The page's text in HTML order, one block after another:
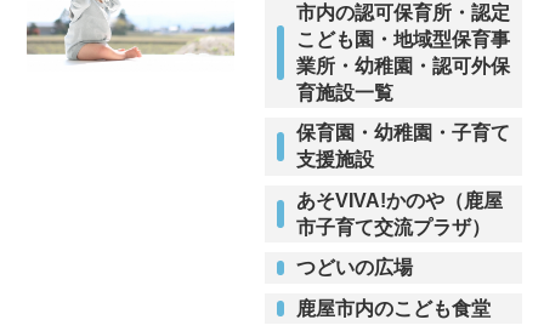
市内の認可保育所・認定
こども園・地域型保育事
業所・幼稚園・認可外保
育施設一覧
保育園・幼稚園・子育て
支援施設
あそVIVA!かのや（鹿屋
市子育て交流プラザ）
つどいの広場
鹿屋市内のこども食堂